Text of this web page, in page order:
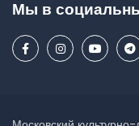
Мы в